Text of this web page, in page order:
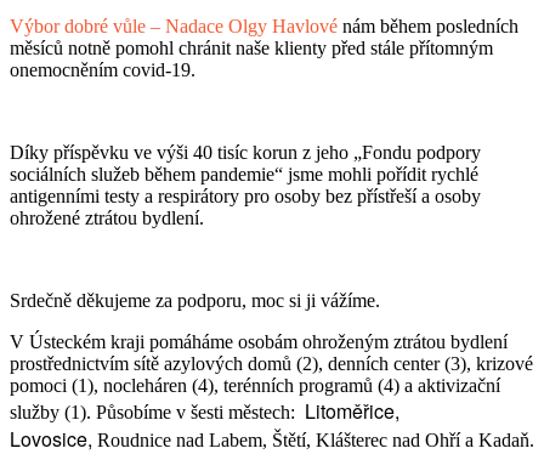
Výbor dobré vůle – Nadace Olgy Havlové nám během posledních
měsíců notně pomohl chránit naše klienty před stále přítomným
onemocněním covid-19.
Díky příspěvku ve výši 40 tisíc korun z jeho „Fondu podpory
sociálních služeb během pandemie“ jsme mohli pořídit rychlé
antigenními testy a respirátory pro osoby bez přístřeší a osoby
ohrožené ztrátou bydlení.
Srdečně děkujeme za podporu, moc si ji vážíme.
V Ústeckém kraji pomáháme osobám ohroženým ztrátou bydlení
prostřednictvím sítě azylových domů (2), denních center (3), krizové
pomoci (1), nocleháren (4), terénních programů (4) a aktivizační
služby (1). Působíme v šesti městech: Litoměřice,
Lovosice, Roudnice nad Labem, Štětí, Klášterec nad Ohří a Kadaň.